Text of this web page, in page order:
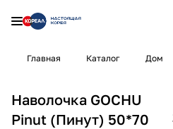
Главная Каталог Дом
Наволочка GOCHU
Pinut (Пинут) 50*70